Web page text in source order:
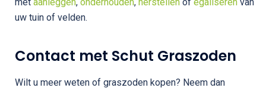
uw tuin of velden.
Contact met Schut Graszoden
Wilt u meer weten of graszoden kopen? Neem dan